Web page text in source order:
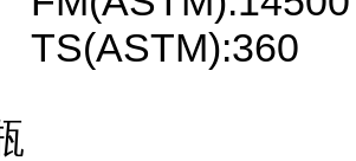
TS(ASTM):360